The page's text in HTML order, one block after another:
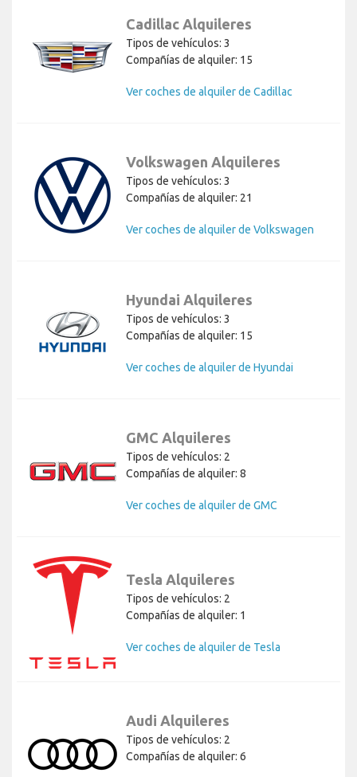
Cadillac Alquileres
Tipos de vehículos: 3
Compañías de alquiler: 15
Ver coches de alquiler de Cadillac
Volkswagen Alquileres
Tipos de vehículos: 3
Compañías de alquiler: 21
Ver coches de alquiler de Volkswagen
Hyundai Alquileres
Tipos de vehículos: 3
Compañías de alquiler: 15
Ver coches de alquiler de Hyundai
GMC Alquileres
Tipos de vehículos: 2
Compañías de alquiler: 8
Ver coches de alquiler de GMC
Tesla Alquileres
Tipos de vehículos: 2
Compañías de alquiler: 1
Ver coches de alquiler de Tesla
Audi Alquileres
Tipos de vehículos: 2
Compañías de alquiler: 6